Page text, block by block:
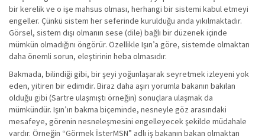
bir kerelik ve o işe mahsus olması, herhangi bir sistemi kabul etmeyi
engeller. Çünkü sistem her seferinde kurulduğu anda yıkılmaktadır.
Görsel, sistem dışı olmanın sese (dile) bağlı bir düzenek içinde
mümkün olmadığını öngörür. Özellikle Işın’a göre, sistemde olmaktan
daha önemli sorun, eleştirinin heba olmasıdır.
Bakmada, bilindiği gibi, bir şeyi yoğunlaşarak seyretmek izleyeni yok
eden, yitiren bir edimdir. Biraz daha aşırı yorumla bakanın bakılan
olduğu gibi (Sartre ulaşmıştı örneğin) sonuçlara ulaşmak da
mümkündür. Işın’ın bakma biçeminde, nesneyle göz arasındaki
mesafeye, görenin nesneleşmesini engelleyecek şekilde müdahale
vardır. Örneğin “Görmek İsterMSN” adlı iş bakanın bakan olmaktan